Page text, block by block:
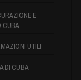
E
CUBA
UTILI
DI CUBA